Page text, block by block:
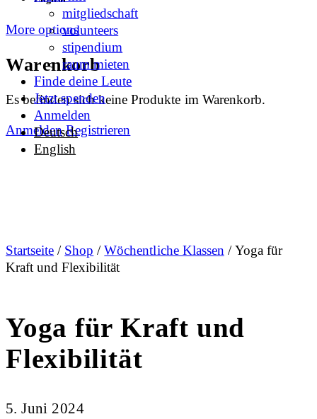
More options
Warenkorb
Es befinden sich keine Produkte im Warenkorb.
Anmelden Registrieren
mitgliedschaft
volunteers
stipendium
raum mieten
Finde deine Leute
Jetzt spenden
Anmelden
Deutsch
English
Startseite / Shop /Wöchentliche Klassen/ Yoga für
Kraft und Flexibilität
Yoga für Kraft und
Flexibilität
5. Juni 2024